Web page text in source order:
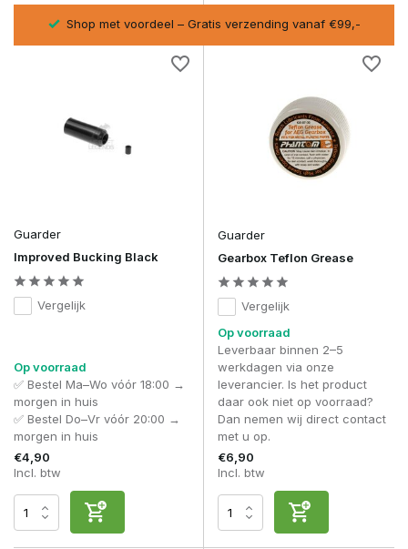
Shop met voordeel – Gratis verzending vanaf €99,-
Guarder
Improved Bucking Black
Vergelijk
Op voorraad
✅ Bestel Ma–Wo vóór 18:00 →
morgen in huis
✅ Bestel Do–Vr vóór 20:00 →
morgen in huis
€4,90
Incl. btw
Guarder
Gearbox Teflon Grease
Vergelijk
Op voorraad
Leverbaar binnen 2–5
werkdagen via onze
leverancier. Is het product
daar ook niet op voorraad?
Dan nemen wij direct contact
met u op.
€6,90
Incl. btw